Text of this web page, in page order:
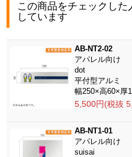
この商品をチェックし
しています
AB-NT2-02
アパレル向け
dot
平付型アルミ
幅250×高60×厚
5,500円(税抜
AB-NT1-01
アパレル向け
suisai